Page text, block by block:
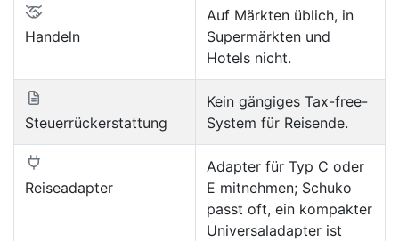
Handeln
Auf Märkten üblich, in
Supermärkten und
Hotels nicht.
Steuerrückerstattung
Kein gängiges Tax-free-
System für Reisende.
Reiseadapter
Adapter für Typ C oder
E mitnehmen; Schuko
passt oft, ein kompakter
Universaladapter ist